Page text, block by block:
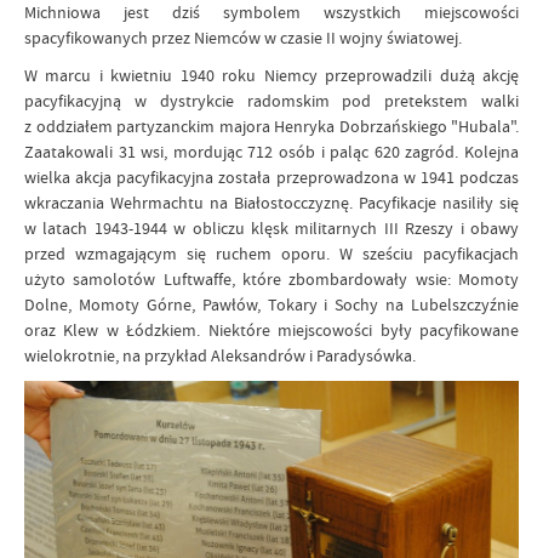
Michniowa jest dziś symbolem wszystkich miejscowości
spacyfikowanych przez Niemców w czasie II wojny światowej.
W marcu i kwietniu 1940 roku Niemcy przeprowadzili dużą akcję
pacyfikacyjną w dystrykcie radomskim pod pretekstem walki
z oddziałem partyzanckim majora Henryka Dobrzańskiego "Hubala".
Zaatakowali 31 wsi, mordując 712 osób i paląc 620 zagród. Kolejna
wielka akcja pacyfikacyjna została przeprowadzona w 1941 podczas
wkraczania Wehrmachtu na Białostocczyznę. Pacyfikacje nasiliły się
w latach 1943-1944 w obliczu klęsk militarnych III Rzeszy i obawy
przed wzmagającym się ruchem oporu. W sześciu pacyfikacjach
użyto samolotów Luftwaffe, które zbombardowały wsie: Momoty
Dolne, Momoty Górne, Pawłów, Tokary i Sochy na Lubelszczyźnie
oraz Klew w Łódzkiem. Niektóre miejscowości były pacyfikowane
wielokrotnie, na przykład Aleksandrów i Paradysówka.